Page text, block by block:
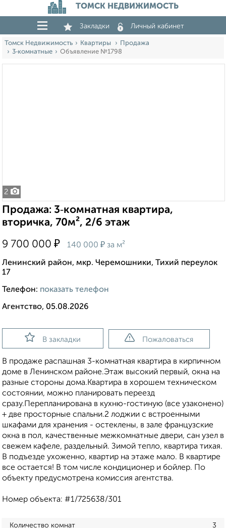
ТОМСК НЕДВИЖИМОСТЬ
Закладки Личный кабинет
Томск Недвижимость Квартиры
Продажа
3‑комнатные
Объявление №1798
2
Продажа: 3‑комнатная квартира,
вторичка, 70м², 2/6 этаж
9 700 000 ₽ 140 000 ₽ за м²
Ленинский район, мкр. Черемошники, Тихий переулок
17
Телефон: показать телефон
Агентство, 05.08.2026
В закладки Пожаловаться
В продаже распашная 3-комнатная квартира в кирпичном
доме в Ленинском районе.Этаж высокий первый, окна на
разные стороны дома.Квартира в хорошем техническом
состоянии, можно планировать переезд
сразу.Перепланирована в кухню-гостиную (все узаконено)
+ две просторные спальни.2 лоджии с встроенными
шкафами для хранения - остеклены, в зале французские
окна в пол, качественные межкомнатные двери, сан узел в
свежем кафеле, раздельный. Зимой тепло, квартира тихая.
В подъезде ухоженно, квартир на этаже мало. В квартире
все остается! В том числе кондиционер и бойлер. По
объекту предусмотрена комиссия агентства.
Номер объекта: #1/725638/301
Количество комнат 3